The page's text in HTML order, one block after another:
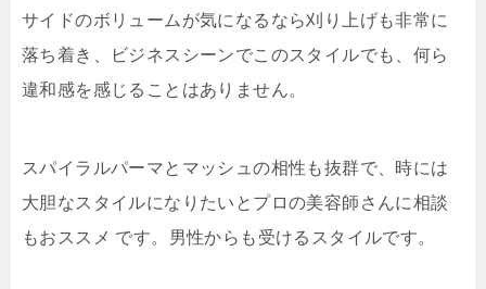
サイドのボリュームが気になるなら刈り上げも非常に
落ち着き、ビジネスシーンでこのスタイルでも、何ら
違和感を感じることはありません。
スパイラルパーマとマッシュの相性も抜群で、時には
大胆なスタイルになりたいとプロの美容師さんに相談
もおススメ です。男性からも受けるスタイルです。